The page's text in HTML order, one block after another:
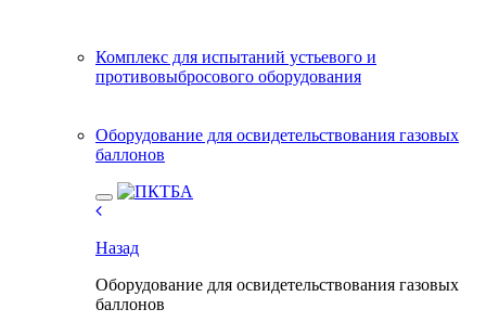
Комплекс для испытаний устьевого и
противовыбросового оборудования
Оборудование для освидетельствования газовых
баллонов
Назад
Оборудование для освидетельствования газовых
баллонов